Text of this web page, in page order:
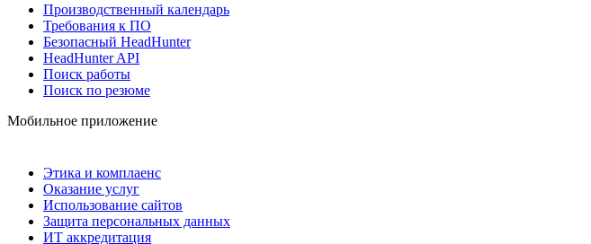
Производственный календарь
Требования к ПО
Безопасный HeadHunter
HeadHunter API
Поиск работы
Поиск по резюме
Мобильное приложение
Этика и комплаенс
Оказание услуг
Использование сайтов
Защита персональных данных
ИТ аккредитация